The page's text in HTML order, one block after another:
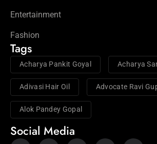
Entertainment
Fashion
Tags
Acharya Pankit Goyal Acharya
Adivasi Hair Oil Advocate Ravi
Alok Pandey Gopal
Social Media